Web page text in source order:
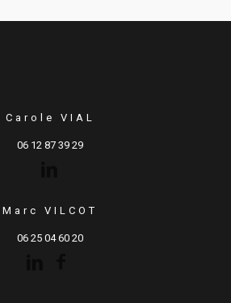
Carole VIAL
06 12 87 39 29
Marc VILCOT
06 25 04 60 20